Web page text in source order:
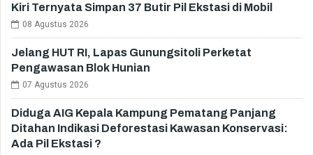
Kiri Ternyata Simpan 37 Butir Pil Ekstasi di Mobil
08 Agustus 2026
Jelang HUT RI, Lapas Gunungsitoli Perketat
Pengawasan Blok Hunian
07 Agustus 2026
Diduga AIG Kepala Kampung Pematang Panjang
Ditahan Indikasi Deforestasi Kawasan Konservasi:
Ada Pil Ekstasi ?